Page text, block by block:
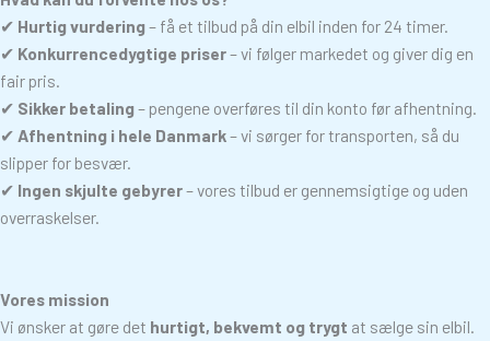
✔ Hurtig vurdering– få et tilbud på din elbil inden for 24 timer.
✔ Konkurrencedygtige priser– vi følger markedet og giver dig en
fair pris.
✔ Sikker betaling– pengene overføres til din konto før afhentning.
✔ Afhentning i hele Danmark– vi sørger for transporten, så du
slipper for besvær.
✔ Ingen skjulte gebyrer– vores tilbud er gennemsigtige og uden
overraskelser.
Vores mission
Vi ønsker at gøre det hurtigt, bekvemt og trygt at sælge sin elbil.